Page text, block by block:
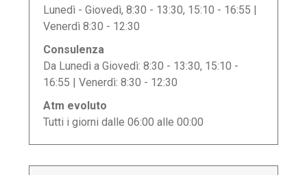
Lunedì - Giovedì, 8:30 - 13:30, 15:10 - 16:55 |
Venerdì 8:30 - 12:30
Consulenza
Da Lunedì a Giovedì: 8:30 - 13:30, 15:10 -
16:55 | Venerdì: 8:30 - 12:30
Atm evoluto
Tutti i giorni dalle 06:00 alle 00:00